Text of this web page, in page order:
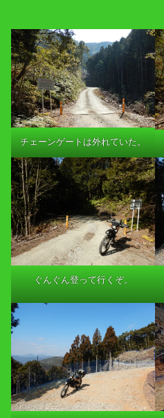
チェーンゲートは外れていた。
ぐんぐん登って行くぞ。